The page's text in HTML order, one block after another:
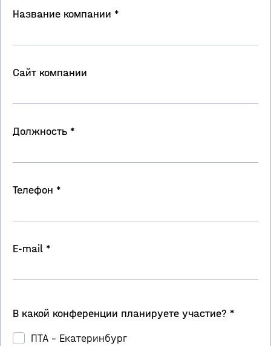
Название компании *
Сайт компании
Должность *
Телефон *
E-mail *
В какой конференции планируете участие? *
ПТА – Екатеринбург